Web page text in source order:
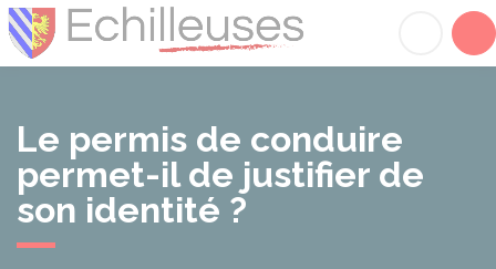
Le permis de conduire
permet-il de justifier de
son identité ?